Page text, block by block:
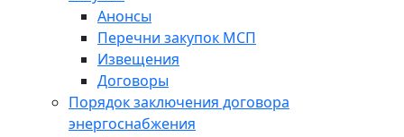
Анонсы
Перечни закупок МСП
Извещения
Договоры
Порядок заключения договора
энергоснабжения